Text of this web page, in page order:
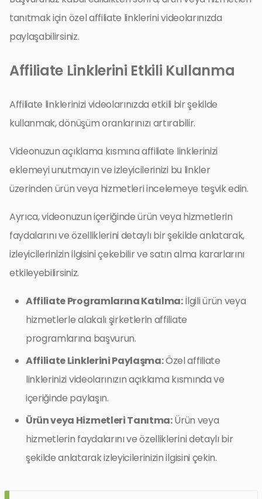
tanıtmak için özel affiliate linklerini videolarınızda
paylaşabilirsiniz.
Affiliate Linklerini Etkili Kullanma
Affiliate linklerinizi videolarınızda etkili bir şekilde
kullanmak, dönüşüm oranlarınızı artırabilir.
Videonuzun açıklama kısmına affiliate linklerinizi
eklemeyi unutmayın ve izleyicilerinizi bu linkler
üzerinden ürün veya hizmetleri incelemeye teşvik edin.
Ayrıca, videonuzun içeriğinde ürün veya hizmetlerin
faydalarını ve özelliklerini detaylı bir şekilde anlatarak,
izleyicilerinizin ilgisini çekebilir ve satın alma kararlarını
etkileyebilirsiniz.
Affiliate Programlarına Katılma:İlgili ürün veya
hizmetlerle alakalı şirketlerin affiliate
programlarına başvurun.
Affiliate Linklerini Paylaşma:Özel affiliate
linklerinizi videolarınızın açıklama kısmında ve
içeriğinde paylaşın.
Ürün veya Hizmetleri Tanıtma:Ürün veya
hizmetlerin faydalarını ve özelliklerini detaylı bir
şekilde anlatarak izleyicilerinizin ilgisini çekin.